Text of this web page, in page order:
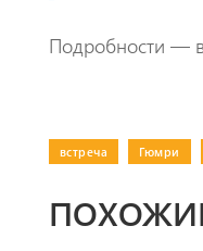
Подробности —
встреча Гюмри